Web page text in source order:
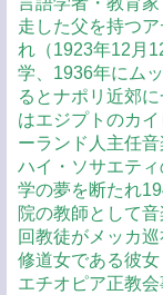
走した父を持つ
れ（1923年12月
学、1936年にム
るとナポリ近郊
はエジプトのカ
ーランド人主任
ハイ・ソサエテ
学の夢を断たれ
院の教師として音
回教徒がメッカ
修道女である彼
エチオピア正教